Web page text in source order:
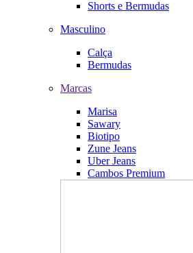
Shorts e Bermudas
Masculino
Calça
Bermudas
Marcas
Marisa
Sawary
Biotipo
Zune Jeans
Uber Jeans
Cambos Premium